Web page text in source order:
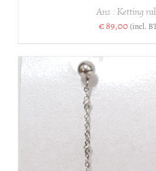
Ans : Ketting
€89,00 (incl.